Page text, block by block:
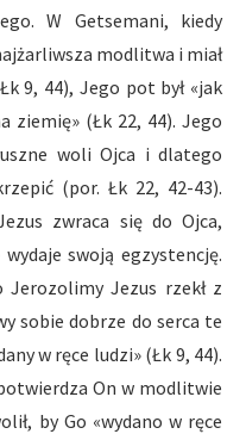
W Getsemani, kiedy
modlitwa i miał
9, 44), Jego pot był «jak
ziemię» (Łk 22, 44). Jego
woli Ojca i dlatego
(por. Łk 22, 42-43).
zwraca się do Ojca,
swoją egzystencję.
Jezus rzekł z
sobie dobrze do serca te
w ręce ludzi» (Łk 9, 44).
On w modlitwie
by Go «wydano w ręce